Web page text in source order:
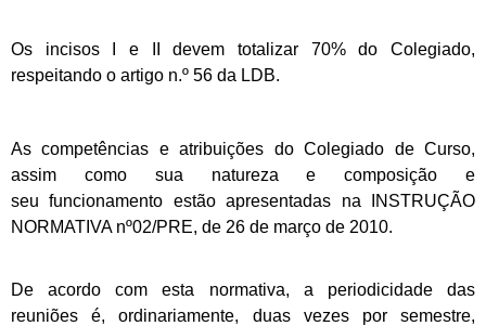
Os incisos I e II devem totalizar 70% do Colegiado,
respeitando o artigo n.º 56 da LDB.
As competências e atribuições do Colegiado de Curso,
assim como sua natureza e composição e
seufuncionamento estão apresentadas na INSTRUÇÃO
NORMATIVA nº02/PRE, de 26 de março de 2010.
De acordo com esta normativa, a periodicidade das
reuniões é, ordinariamente, duas vezes por semestre,